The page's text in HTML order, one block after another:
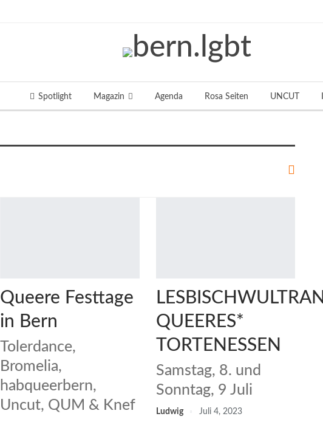
Spotlight Magazin Agenda Rosa Seiten UNCUT
Queere Festtage
in Bern
Tolerdance,
Bromelia,
habqueerbern,
Uncut, QUM & Knef
QUEERES*
TORTENESSEN
Samstag, 8. und
Sonntag, 9 Juli
Ludwig Juli 4, 2023